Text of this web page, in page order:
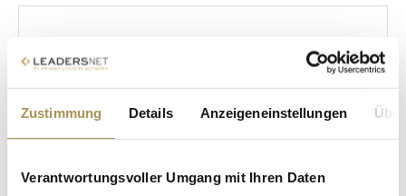
Zustimmung Details Anzeigeneinstellungen
Verantwortungsvoller Umgang mit Ihren DatenABSENDEN